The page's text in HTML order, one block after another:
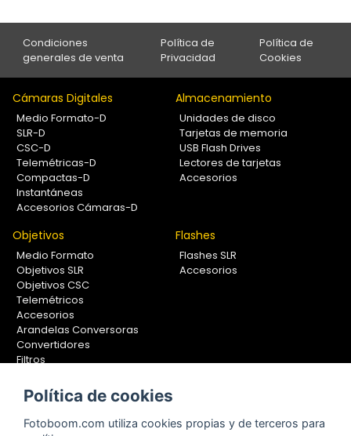
Condiciones
generales de venta
Política de
Privacidad
Política de
Cookies
Cámaras Digitales
Medio Formato-D
SLR-D
CSC-D
Telemétricas-D
Compactas-D
Instantáneas
Accesorios Cámaras-D
Almacenamiento
Unidades de disco
Tarjetas de memoria
USB Flash Drives
Lectores de tarjetas
Accesorios
Objetivos
Medio Formato
Objetivos SLR
Objetivos CSC
Telemétricos
Accesorios
Arandelas Conversoras
Convertidores
Filtros
Calibradores
Flashes
Flashes SLR
Accesorios
Soportes Fotografía
Política de cookies
Fotoboom.com utiliza cookies propias y de terceros para